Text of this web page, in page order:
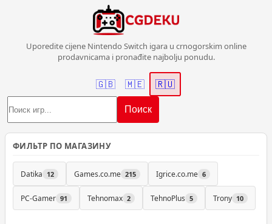
Uporedite cijene Nintendo Switch igara u crnogorskim online
prodavnicama i pronađite najbolju ponudu.
Поиск
🇬🇧 🇲🇪 🇷🇺
ФИЛЬТР ПО МАГАЗИНУ
Datika 12 Games.co.me 215 Igrice.co.me 6
PC-Gamer 91 Tehnomax 2 TehnoPlus 5 Trony 10